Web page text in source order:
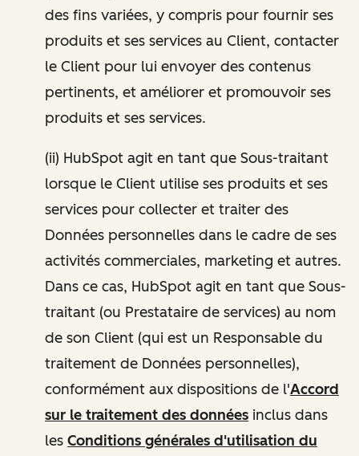
des fins variées, y compris pour fournir ses
produits et ses services au Client, contacter
le Client pour lui envoyer des contenus
pertinents, et améliorer et promouvoir ses
produits et ses services.
(ii) HubSpot agit en tant que Sous-traitant
lorsque le Client utilise ses produits et ses
services pour collecter et traiter des
Données personnelles dans le cadre de ses
activités commerciales, marketing et autres.
Dans ce cas, HubSpot agit en tant que Sous-
traitant (ou Prestataire de services) au nom
de son Client (qui est un Responsable du
traitement de Données personnelles),
conformément aux dispositions de l'Accord
sur le traitement des données inclus dans
les Conditions générales d'utilisation du